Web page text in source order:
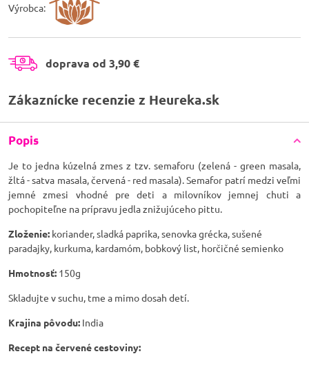
Výrobca:
doprava od 3,90 €
Zákaznícke recenzie z Heureka.sk
Popis
Je to jedna kúzelná zmes z tzv. semaforu (zelená - green masala,
žltá - satva masala, červená - red masala). Semafor patrí medzi veľmi
jemné zmesi vhodné pre deti a milovníkov jemnej chuti a
pochopiteľne na prípravu jedla znižujúceho pittu.
Zloženie: koriander, sladká paprika, senovka grécka, sušené
paradajky, kurkuma, kardamóm, bobkový list, horčičné semienko
Hmotnosť: 150g
Skladujte v suchu, tme a mimo dosah detí.
Krajina pôvodu: India
Recept na červené cestoviny: